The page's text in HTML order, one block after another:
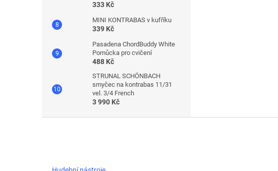
333 Kč
MINI KONTRABAS v kufříku
339 Kč
Pasadena ChordBuddy White
Pomůcka pro cvičení
488 Kč
STRUNAL SCHÖNBACH
smyčec na kontrabas 11/31
vel. 3/4 French
3 990 Kč